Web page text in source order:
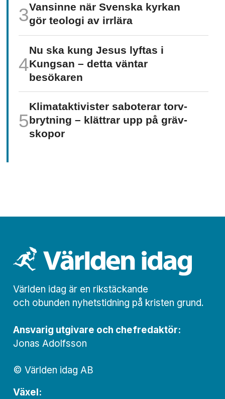
Vansinne när Svenska kyrkan
gör teologi av irrlära
Nu ska kung Jesus lyftas i
Kungsan – detta väntar
besökaren
Klimat­aktivister saboterar torv­
brytning – klättrar upp på gräv­
skopor
Världen idag är en rikstäckande
och obunden nyhets­­­tidning på kristen grund.
Ansvarig utgivare och chef­redaktör:
Jonas Adolfsson
© Världen idag AB
Växel: